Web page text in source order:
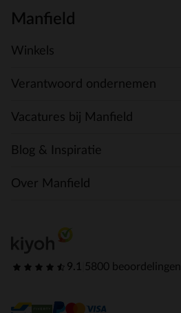
Manfield
Winkels
Verantwoord ondernemen
Vacatures bij Manfield
Blog & Inspiratie
Over Manfield
9.1 5800 beoordelingen